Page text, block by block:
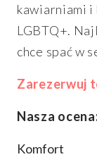
kawiarniami i
LGBTQ+.
chce spać w
Zarezerwuj
Nasza
Komfort